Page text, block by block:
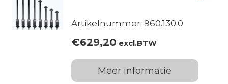
Artikelnummer: 960.130.0
€629,20 excl.BTW
Meer informatie